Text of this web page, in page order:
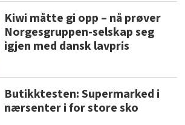
Kiwi måtte gi opp – nå prøver
Norgesgruppen-selskap seg
igjen med dansk lavpris
Butikktesten: Supermarked i
nærsenter i for store sko